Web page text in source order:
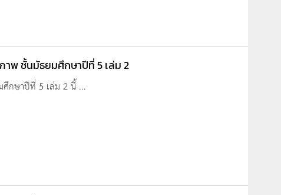
าพ ชั้นมัธยมศึกษาปีที่ 5 เล่ม 2
ศึกษาปีที่ 5 เล่ม 2 นี้ ...